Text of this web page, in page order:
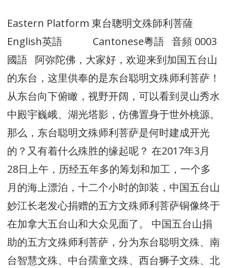
Eastern Platform 東台聰明文殊師利菩薩
English英語 Cantonese粵語 音頻 0003
國語 阿弥陀佛，大家好，欢迎来到加国五台山
的东台，这里供奉的是东台聪明文殊师利菩萨！
从东台向下俯瞰，视野开阔，可以看到灵山秀水
中殿宇巍峨、湖光塔影，仿佛置身于世外桃源。
那么，东台聪明文殊师利菩萨是何时建成开光
的？又有着什么殊胜的缘起呢？ 在2017年3月
28日上午，历经五年多的筹划和加工，一个多
月的海上漂泊，十二个小时的卸装，中国五台山
妙江长老发心捐赠的五方文殊师利菩萨铜像终于
在加拿大五台山和大众见面了。 中国五台山捐
助的五方文殊师利菩萨，分为东台聪明文殊、南
台智慧文殊、中台孺童文殊、西台狮子文殊、北